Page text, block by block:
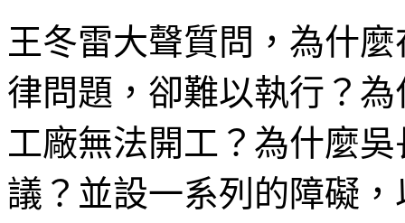
王冬雷大聲質問，為什
律問題，卻難以執行？
工廠無法開工？為什麼
議？並設一系列的障礙